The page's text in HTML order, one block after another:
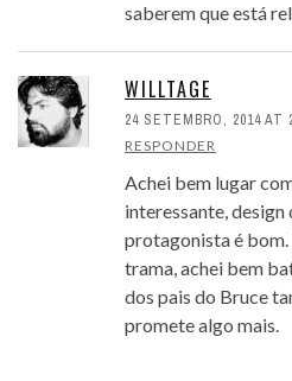
saberem que está
WILLTAGE
24 SETEMBRO, 2014 AT
RESPONDER
Achei bem lugar
interessante,
protagonista é bom.
trama, achei bem
dos pais do Bruce
promete algo mais.